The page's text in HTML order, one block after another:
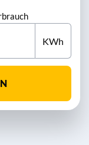
KWh